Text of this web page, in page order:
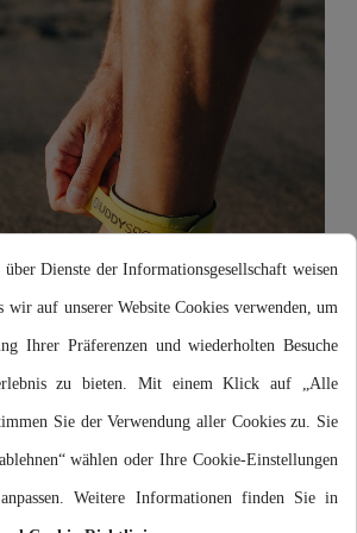
Keine Stürze
über Dienste der Informationsgesellschaft weisen
wir auf unserer Website Cookies verwenden, um
Ihrer Präferenzen und wiederholten Besuche
zu bieten. Mit einem Klick auf „Alle
Sie der Verwendung aller Cookies zu. Sie
wählen oder Ihre Cookie-Einstellungen
Weitere Informationen finden Sie in